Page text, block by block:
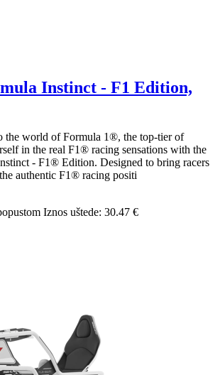
Instinct - F1 Edition,
the world of Formula 1®, the top-tier of
in the real F1® racing sensations with the
- F1® Edition. Designed to bring racers
authentic F1® racing positi
Iznos uštede: 30.47 €